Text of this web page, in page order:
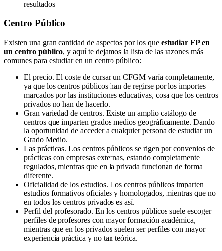
resultados.
Centro Público
Existen una gran cantidad de aspectos por los que estudiar FP en
un centro público, y aquí te dejamos la lista de las razones más
comunes para estudiar en un centro público:
El precio. El coste de cursar un CFGM varía completamente,
ya que los centros públicos han de regirse por los importes
marcados por las instituciones educativas, cosa que los centros
privados no han de hacerlo.
Gran variedad de centros. Existe un amplio catálogo de
centros que imparten grados medios geográficamente. Dando
la oportunidad de acceder a cualquier persona de estudiar un
Grado Medio.
Las prácticas. Los centros públicos se rigen por convenios de
prácticas con empresas externas, estando completamente
regulados, mientras que en la privada funcionan de forma
diferente.
Oficialidad de los estudios. Los centros públicos imparten
estudios formativos oficiales y homologados, mientras que no
en todos los centros privados es así.
Perfil del profesorado. En los centros públicos suele escoger
perfiles de profesores con mayor formación académica,
mientras que en los privados suelen ser perfiles con mayor
experiencia práctica y no tan teórica.